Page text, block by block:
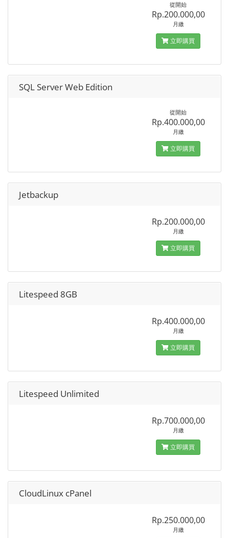
從開始
Rp.200.000,00
月繳
立即購買
SQL Server Web Edition
從開始
Rp.400.000,00
月繳
立即購買
Jetbackup
Rp.200.000,00
月繳
立即購買
Litespeed 8GB
Rp.400.000,00
月繳
立即購買
Litespeed Unlimited
Rp.700.000,00
月繳
立即購買
CloudLinux cPanel
Rp.250.000,00
月繳